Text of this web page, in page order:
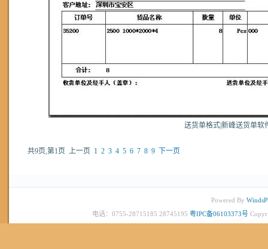
送货单格式|新峰送货单软
共9页,第1页 上一页 1 2 3 4 5 6 7 8 9 下一页
Powered By
电话：0755-28715185 28745195 粤IPC备06103373号